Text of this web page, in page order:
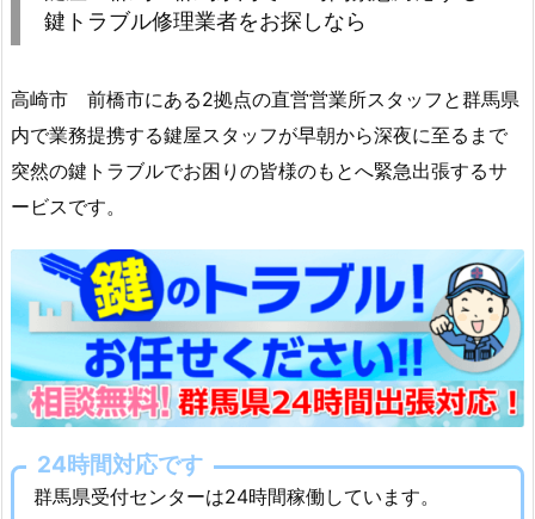
群
馬
馬
県
内
2
4
間
急
対
す
る
鍵トラブル修理業者をお探しなら
高崎市 前橋市にある2拠点の直営営業所スタッフと群馬県
内で業務提携する鍵屋スタッフが早朝から深夜に至るまで
突然の鍵トラブルでお困りの皆様のもとへ緊急出張するサ
ービスです。
24時間対応です
群馬県受付センターは24時間稼働しています。